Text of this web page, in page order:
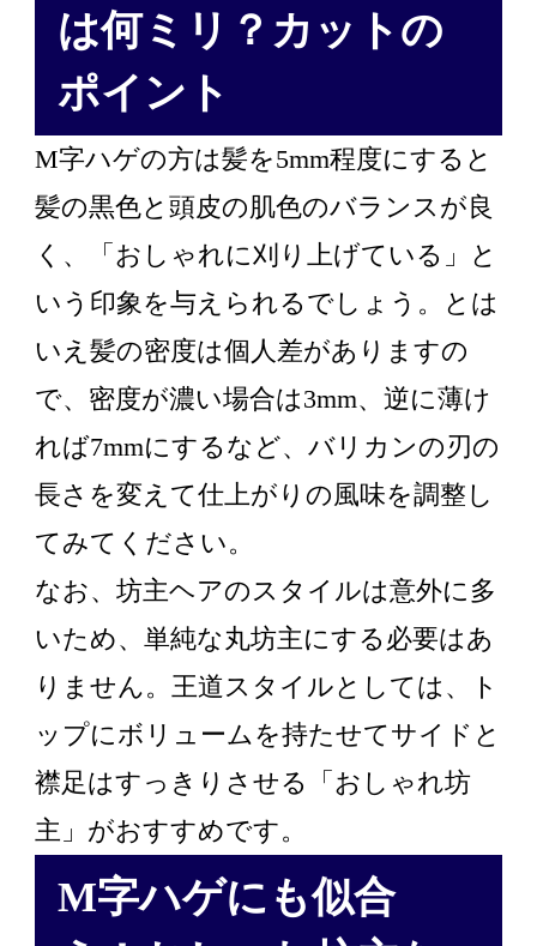
は何ミリ？カットの
ポイント
M字ハゲの方は髪を5mm程度にすると
髪の黒色と頭皮の肌色のバランスが良
く、「おしゃれに刈り上げている」と
いう印象を与えられるでしょう。とは
いえ髪の密度は個人差がありますの
で、密度が濃い場合は3mm、逆に薄け
れば7mmにするなど、バリカンの刃の
長さを変えて仕上がりの風味を調整し
てみてください。
なお、坊主ヘアのスタイルは意外に多
いため、単純な丸坊主にする必要はあ
りません。王道スタイルとしては、ト
ップにボリュームを持たせてサイドと
襟足はすっきりさせる「おしゃれ坊
主」がおすすめです。
M字ハゲにも似合